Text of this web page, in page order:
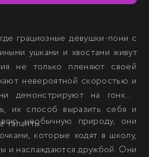
грациозные девушки-пони с
ушками и хвостами живут
не только пленяют своей
невероятной скоростью и
демонстрируют на гонках.
их способ выразить себя и
таланты.
необычную природу, они
которые ходят в школу,
и наслаждаются дружбой. Они